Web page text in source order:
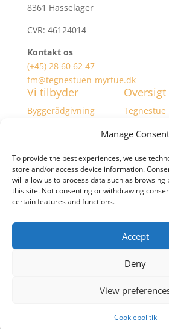
Manage Consent
To provide the best experiences, we use
store and/or access device information.
will allow us to process data such as
this site. Not consenting or withdrawing
certain features and functions.
Accept
Deny
View
Cookiepolitik
8361 Hasselager
CVR: 46124014
Kontakt os
(+45) 28 60 62 47
fm@tegnestuen-myrtue.dk
Vi tilbyder
Byggerådgivning
Byggetilladelser
Byggeplanlægning
Myndighedsprojekt
Skitseforslag
Energirammeberegning
Færdigmeldinger
Oversigt
Tegnestue
Tegnestue
Tegnestue
Tegnestue